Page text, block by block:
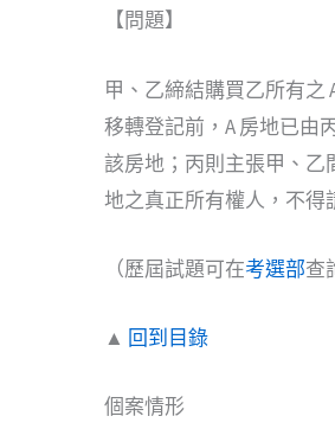
【問題】
甲、乙締結購買乙所有之
移轉登記前，A 房地已由
該房地；丙則主張甲、乙
地之真正所有權人，不得
（歷屆試題可在考選部查
▲ 回到目錄
個案情形